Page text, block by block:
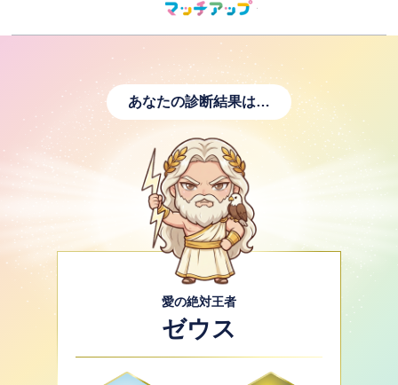
あなたの診断結果は…
愛の絶対王者
ゼウス